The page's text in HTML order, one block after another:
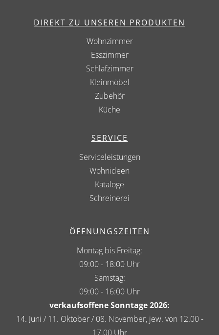
DIREKT ZU UNSEREN PRODUKTEN
Wohnzimmer
Esszimmer
Schlafzimmer
Kleinmöbel
Zubehör
Küche
SERVICE
Serviceleistungen
Wohnideen
Kataloge
Schreinerei
ÖFFNUNGSZEITEN
Montag bis Freitag:
09:00 - 18:00 Uhr
Samstag:
09:00 - 16:00 Uhr
verkaufsoffene Sonntage 2026:
14. Juni / 11. Oktober / 08. November, jew. von 12.00 -
17.00 Uhr